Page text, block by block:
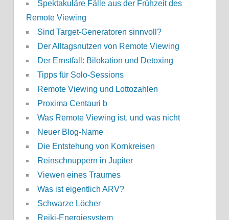
Spektakuläre Fälle aus der Frühzeit des
Remote Viewing
Sind Target-Generatoren sinnvoll?
Der Alltagsnutzen von Remote Viewing
Der Ernstfall: Bilokation und Detoxing
Tipps für Solo-Sessions
Remote Viewing und Lottozahlen
Proxima Centauri b
Was Remote Viewing ist, und was nicht
Neuer Blog-Name
Die Entstehung von Kornkreisen
Reinschnuppern in Jupiter
Viewen eines Traumes
Was ist eigentlich ARV?
Schwarze Löcher
Reiki-Energiesystem